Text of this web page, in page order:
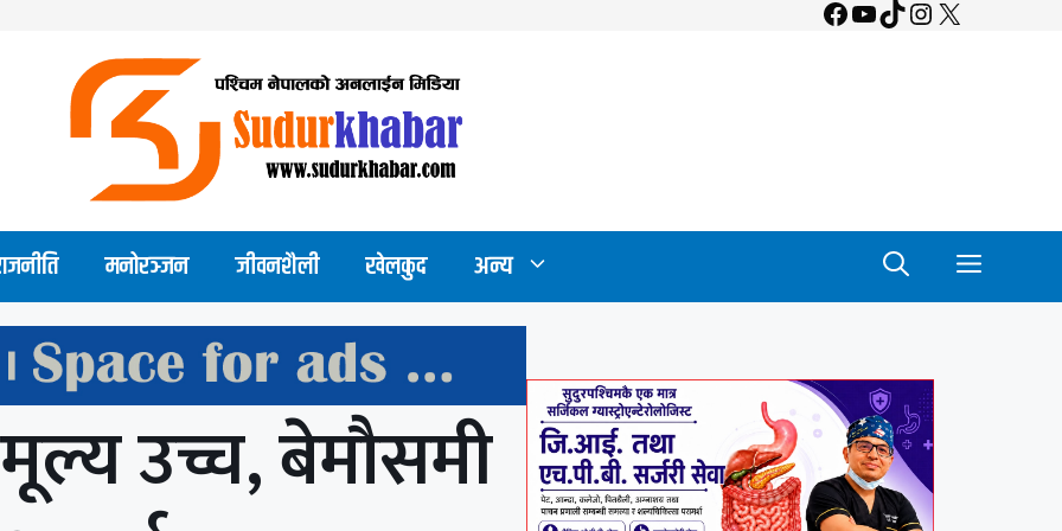
Facebook
YouTube
TikTok
Instagram
X
मनोरञ्जन जीवनशैली खेलकुद अन्य
उच्च, बेमौसमी